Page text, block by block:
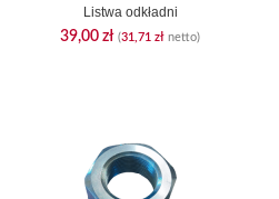
Listwa odkładni
39,00 zł (31,71 zł netto)